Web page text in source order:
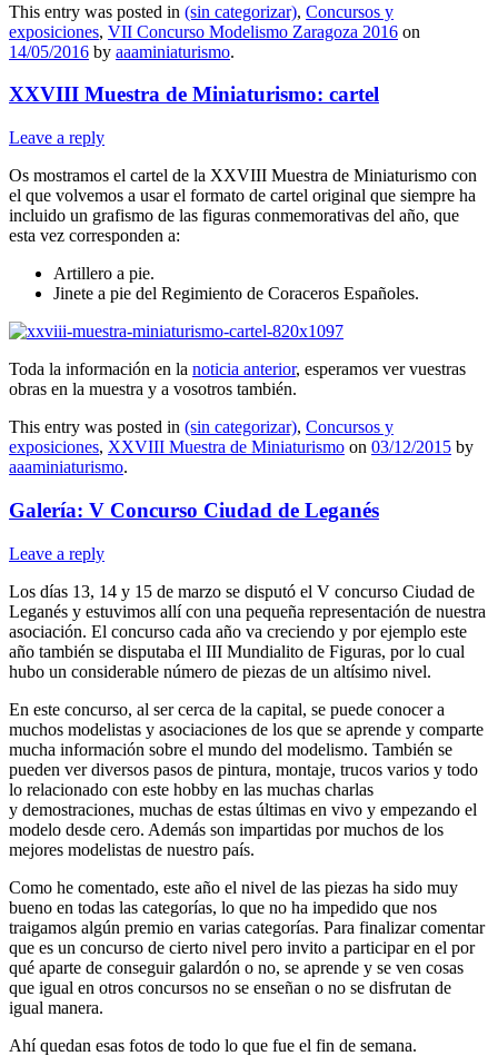
This entry was posted in (sin categorizar), Concursos y
exposiciones, VII Concurso Modelismo Zaragoza 2016 on
14/05/2016 by aaaminiaturismo.
XXVIII Muestra de Miniaturismo: cartel
Leave a reply
Os mostramos el cartel de la XXVIII Muestra de Miniaturismo con
el que volvemos a usar el formato de cartel original que siempre ha
incluido un grafismo de las figuras conmemorativas del año, que
esta vez corresponden a:
Artillero a pie.
Jinete a pie del Regimiento de Coraceros Españoles.
Toda la información en la noticia anterior, esperamos ver vuestras
obras en la muestra y a vosotros también.
This entry was posted in (sin categorizar), Concursos y
exposiciones, XXVIII Muestra de Miniaturismo on 03/12/2015 by
aaaminiaturismo.
Galería: V Concurso Ciudad de Leganés
Leave a reply
Los días 13, 14 y 15 de marzo se disputó el V concurso Ciudad de
Leganés y estuvimos allí con una pequeña representación de nuestra
asociación. El concurso cada año va creciendo y por ejemplo este
año también se disputaba el III Mundialito de Figuras, por lo cual
hubo un considerable número de piezas de un altísimo nivel.
En este concurso, al ser cerca de la capital, se puede conocer a
muchos modelistas y asociaciones de los que se aprende y comparte
mucha información sobre el mundo del modelismo. También se
pueden ver diversos pasos de pintura, montaje, trucos varios y todo
lo relacionado con este hobby en las muchas charlas
y demostraciones, muchas de estas últimas en vivo y empezando el
modelo desde cero. Además son impartidas por muchos de los
mejores modelistas de nuestro país.
Como he comentado, este año el nivel de las piezas ha sido muy
bueno en todas las categorías, lo que no ha impedido que nos
traigamos algún premio en varias categorías. Para finalizar comentar
que es un concurso de cierto nivel pero invito a participar en el por
qué aparte de conseguir galardón o no, se aprende y se ven cosas
que igual en otros concursos no se enseñan o no se disfrutan de
igual manera.
Ahí quedan esas fotos de todo lo que fue el fin de semana.